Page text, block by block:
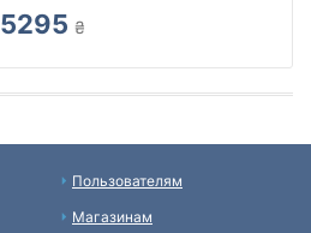
5295 ₴
Пользователям
Магазинам